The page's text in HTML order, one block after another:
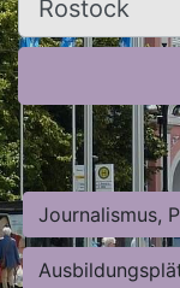
Journalismus,